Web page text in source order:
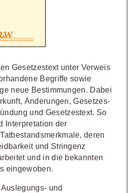
Gesetzestext unter Verweis
Begriffe sowie
neue Bestimmungen. Dabei
Änderungen, Gesetzes-
und Gesetzestext. So
Interpretation der
deren
und Stringenz
und in die bekannten
eingewoben.
und